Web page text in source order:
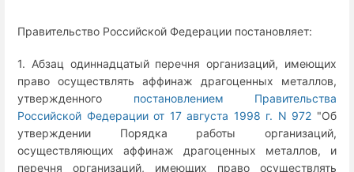
Правительство Российской Федерации постановляет:
1. Абзац одиннадцатый перечня организаций, имеющих
право осуществлять аффинаж драгоценных металлов,
утвержденного постановлением Правительства
Российской Федерации от 17 августа 1998 г. N 972 "Об
утверждении Порядка работы организаций,
осуществляющих аффинаж драгоценных металлов, и
перечня организаций, имеющих право осуществлять